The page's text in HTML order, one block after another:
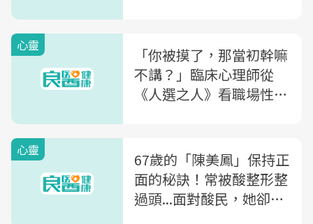
心靈
「你被摸了，那當初幹嘛
不講？」臨床心理師從
《人選之人》看職場性騷
心靈
67歲的「陳美鳳」保持正
面的秘訣！常被酸整形整
過頭...面對酸民，她卻